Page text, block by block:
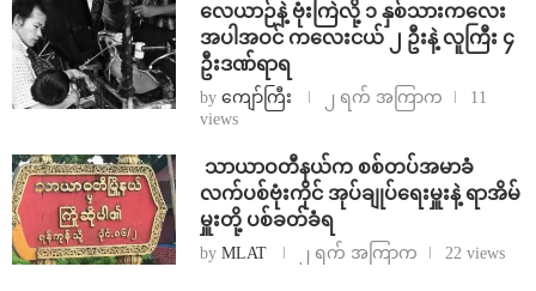
⁨လေယာဉ်နဲ့ ဗုံးကြဲလို့ ၁ နှစ်သားကလေး
အပါအဝင် ကလေးငယ် ၂ ဦးနဲ့ လူကြီး ၄
ဦးဒဏ်ရာရ
by ကျော်ကြီး ၂ ရက် အကြာက
11
views
⁩ ⁨သာယာဝတီနယ်က စစ်တပ်အမာခံ
လက်ပစ်ဗုံးကိုင် အုပ်ချုပ်ရေးမှူးနဲ့ ရာအိမ်
မှူးတို့ ပစ်ခတ်ခံရ
by MLAT ၂ ရက် အကြာက 22 views